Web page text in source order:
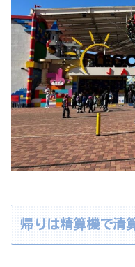
帰りは精算機で清